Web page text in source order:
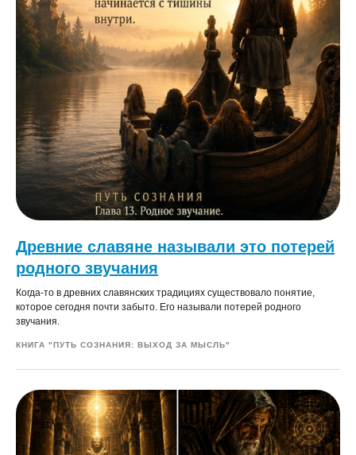
Древние славяне называли это потерей
родного звучания
Когда-то в древних славянских традициях существовало понятие,
которое сегодня почти забыто. Его называли потерей родного
звучания.
КНИГА "ПУТЬ СОЗНАНИЯ: ВЫХОД ЗА МЫСЛЬ"